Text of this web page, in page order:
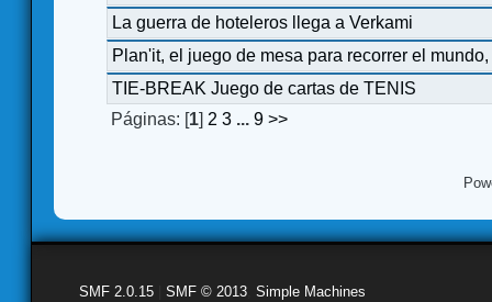
La guerra de hoteleros llega a Verkami
Plan'it, el juego de mesa para recorrer el
TIE-BREAK Juego de cartas de TENIS
Páginas: [1] 2 3 ... 9 >>
SMF 2.0.15 SMF © 2013 Simple Machines